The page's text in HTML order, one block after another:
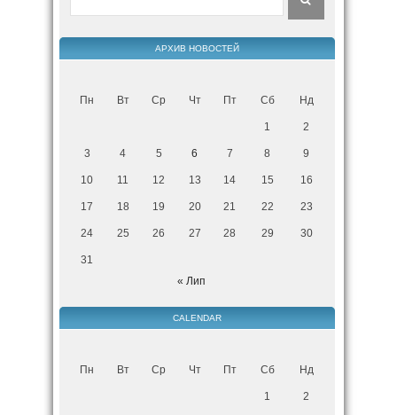
АРХИВ НОВОСТЕЙ
Пн Вт Ср Чт Пт Сб Нд
1 2
3 4 5 6 7 8 9
10 11 12 13 14 15 16
17 18 19 20 21 22 23
24 25 26 27 28 29 30
31
« Лип
CALENDAR
Пн Вт Ср Чт Пт Сб Нд
1 2